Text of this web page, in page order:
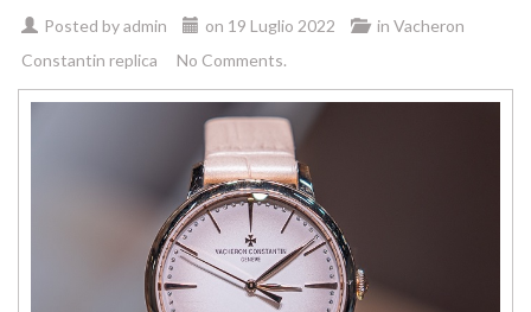
Posted byadmin on 19 Luglio 2022 in Vacheron
Constantin replica
No Comments.